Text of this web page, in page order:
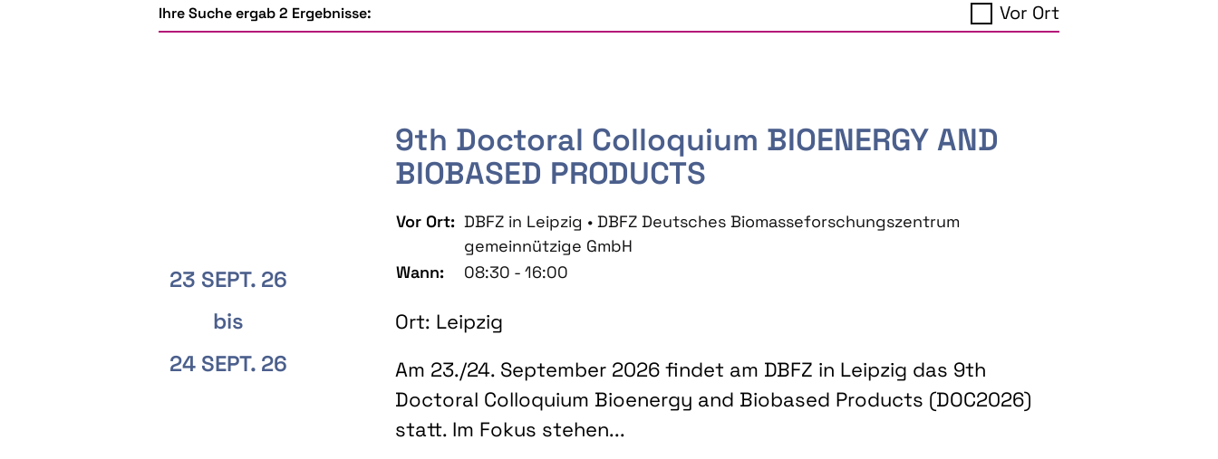
Ihre Suche ergab 2 Ergebnisse: Vor Ort
23 SEPT. 26
bis
24 SEPT. 26
9th Doctoral Colloquium BIOENERGY AND
BIOBASED PRODUCTS
Vor Ort: DBFZ in Leipzig • DBFZ Deutsches Biomasseforschungszentrum
gemeinnützige GmbH
Wann:
08:30 - 16:00
Ort: Leipzig
Am 23./24. September 2026 findet am DBFZ in Leipzig das 9th
Doctoral Colloquium Bioenergy and Biobased Products (DOC2026)
statt. Im Fokus stehen...